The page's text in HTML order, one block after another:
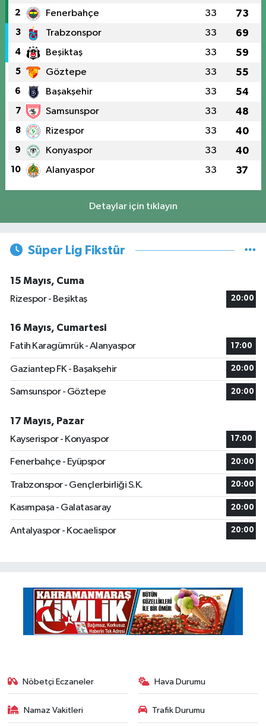
2 Fenerbahçe 33 73
3 Trabzonspor 33 69
4 Beşiktaş 33 59
5 Göztepe 33 55
6 Başakşehir 33 54
7 Samsunspor 33 48
8 Rizespor 33 40
9 Konyaspor 33 40
10 Alanyaspor 33 37
Detaylar için tıklayın
Süper Lig Fikstür
15 Mayıs, Cuma
Rizespor - Beşiktaş
20:00
16 Mayıs, Cumartesi
Fatih Karagümrük - Alanyaspor
17:00
Gaziantep FK - Başakşehir 20:00
Samsunspor - Göztepe 20:00
17 Mayıs, Pazar
Kayserispor - Konyaspor
17:00
Fenerbahçe - Eyüpspor 20:00
Trabzonspor - Gençlerbirliği S.K. 20:00
Kasımpaşa - Galatasaray 20:00
Antalyaspor - Kocaelispor 20:00
Nöbetçi Eczaneler Hava Durumu
Namaz Vakitleri Trafik Durumu